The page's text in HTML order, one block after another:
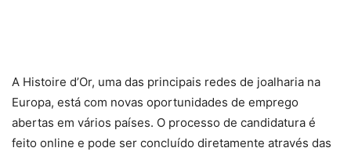
A Histoire d’Or, uma das principais redes de joalharia na
Europa, está com novas oportunidades de emprego
abertas em vários países. O processo de candidatura é
feito online e pode ser concluído diretamente através das